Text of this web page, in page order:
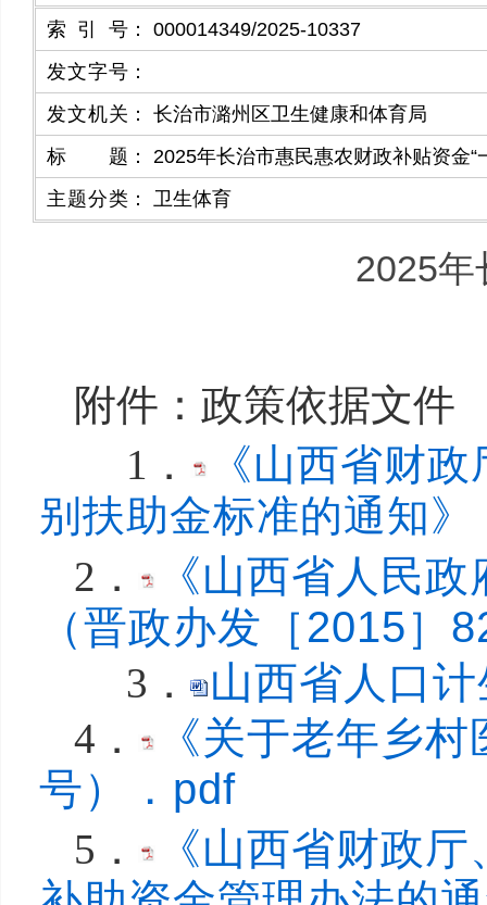
索引号 ：
000014349/2025-10337
发文字号 ：
发文机关 ：
长治市潞州区卫生健康和体育局
标题 ：
2025年长治市惠民惠农财政补贴资金“
主题分类 ： 卫生体育
2025年
附件：政策依据文件
1．
《山西省财
别扶助金标准的通知》
2．
《山西省人民
（晋政办发［2015］
3． 山西省人口
4．
《关于老年乡
号）．pdf
5．
《山西省财政